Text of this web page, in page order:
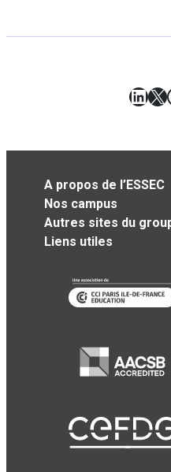
X
A propos de l’ESSEC
Nos campus
Autres sites du
Liens utiles